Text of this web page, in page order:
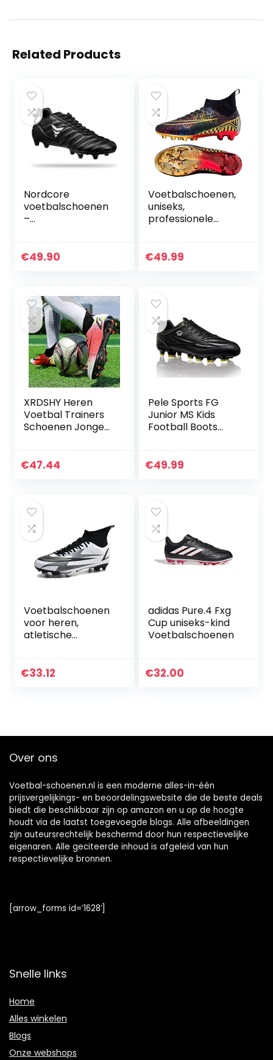
Related Products
Nordcore
voetbalschoenen
–
antislip
heren en dames –
noppenpatroon
voor gebruik op
meerdere
ondergronden
€49.90
Voetbalschoenen,
uniseks,
professionele
band, geschikt
volwassenen en
kinderen
€49.99
XRDSHY Heren
Voetbal Trainers
Schoenen Jongens
Voetbalschoenen
Atletiek Sneakers
Tieners
Slijtvastheid
Voetbalschoenen
Antislip Unisex,
Rood-40
€47.44
Pele Sports FG
Junior MS Kids
Football Boots
€49.99
Voetbalschoenen
voor heren,
atletische
vaste grond
€33.12
adidas Pure.4 Fxg
Cup uniseks-kind
Voetbalschoenen
€32.00
Over ons
Voetbal-schoenen.nl is een moderne alles-in-één
prijsvergelijkings- en beoordelingswebsite die de beste deals
biedt die beschikbaar zijn op amazon en u op de hoogte
houdt via de laatst toegevoegde blogs. Alle afbeeldingen
zijn auteursrechtelijk beschermd door hun respectievelijke
eigenaren. Alle geciteerde inhoud is afgeleid van hun
respectievelijke bronnen.
[arrow_forms id=’1628′]
Snelle links
Home
Alles winkelen
Blogs
Onze webshops